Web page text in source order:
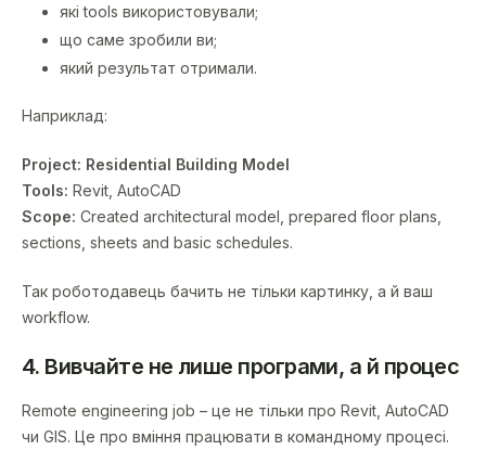
які tools використовували;
що саме зробили ви;
який результат отримали.
Наприклад:
Project: Residential Building Model
Tools: Revit, AutoCAD
Scope: Created architectural model, prepared floor plans,
sections, sheets and basic schedules.
Так роботодавець бачить не тільки картинку, а й ваш
workflow.
4. Вивчайте не лише програми, а й процес
Remote engineering job – це не тільки про Revit, AutoCAD
чи GIS. Це про вміння працювати в командному процесі.